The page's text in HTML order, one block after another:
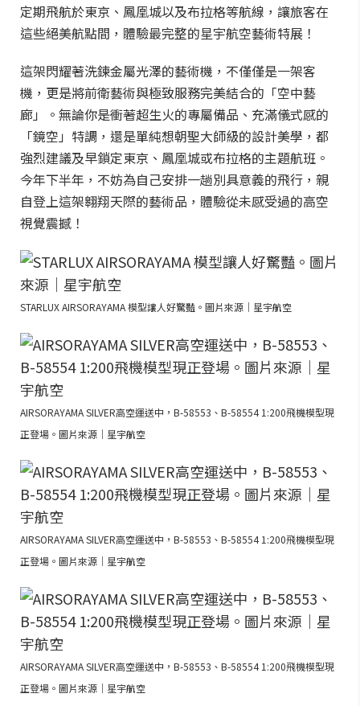
定期飛航於東京、鳳凰城以及布拉格等航線，讓旅客在
這些絕美航點間，體驗最完整的星宇航空藝術特展！
這架閃耀著洗鍊金屬光澤的藝術機，不僅僅是一架客
機，更是將前衛藝術與極致服務完美結合的「空中藝
廊」。無論你是衝著超生火的專屬備品、充滿儀式感的
「鏡空」特調，還是單純想朝聖大師級的設計美學，都
強烈建議及早鎖定東京、鳳凰城或布拉格的主題航班。
今年下半年，不妨為自己安排一趟別具意義的飛行，親
自登上這架翱翔天際的藝術品，體驗從未感受過的高空
視覺震撼！
STARLUX AIRSORAYAMA 模型讓人好驚豔。圖片來源｜星宇航空
AIRSORAYAMA SILVER高空運送中，B-58553、B-58554 1:200飛機模型現
正登場。圖片來源｜星宇航空
AIRSORAYAMA SILVER高空運送中，B-58553、B-58554 1:200飛機模型現
正登場。圖片來源｜星宇航空
AIRSORAYAMA SILVER高空運送中，B-58553、B-58554 1:200飛機模型現
正登場。圖片來源｜星宇航空